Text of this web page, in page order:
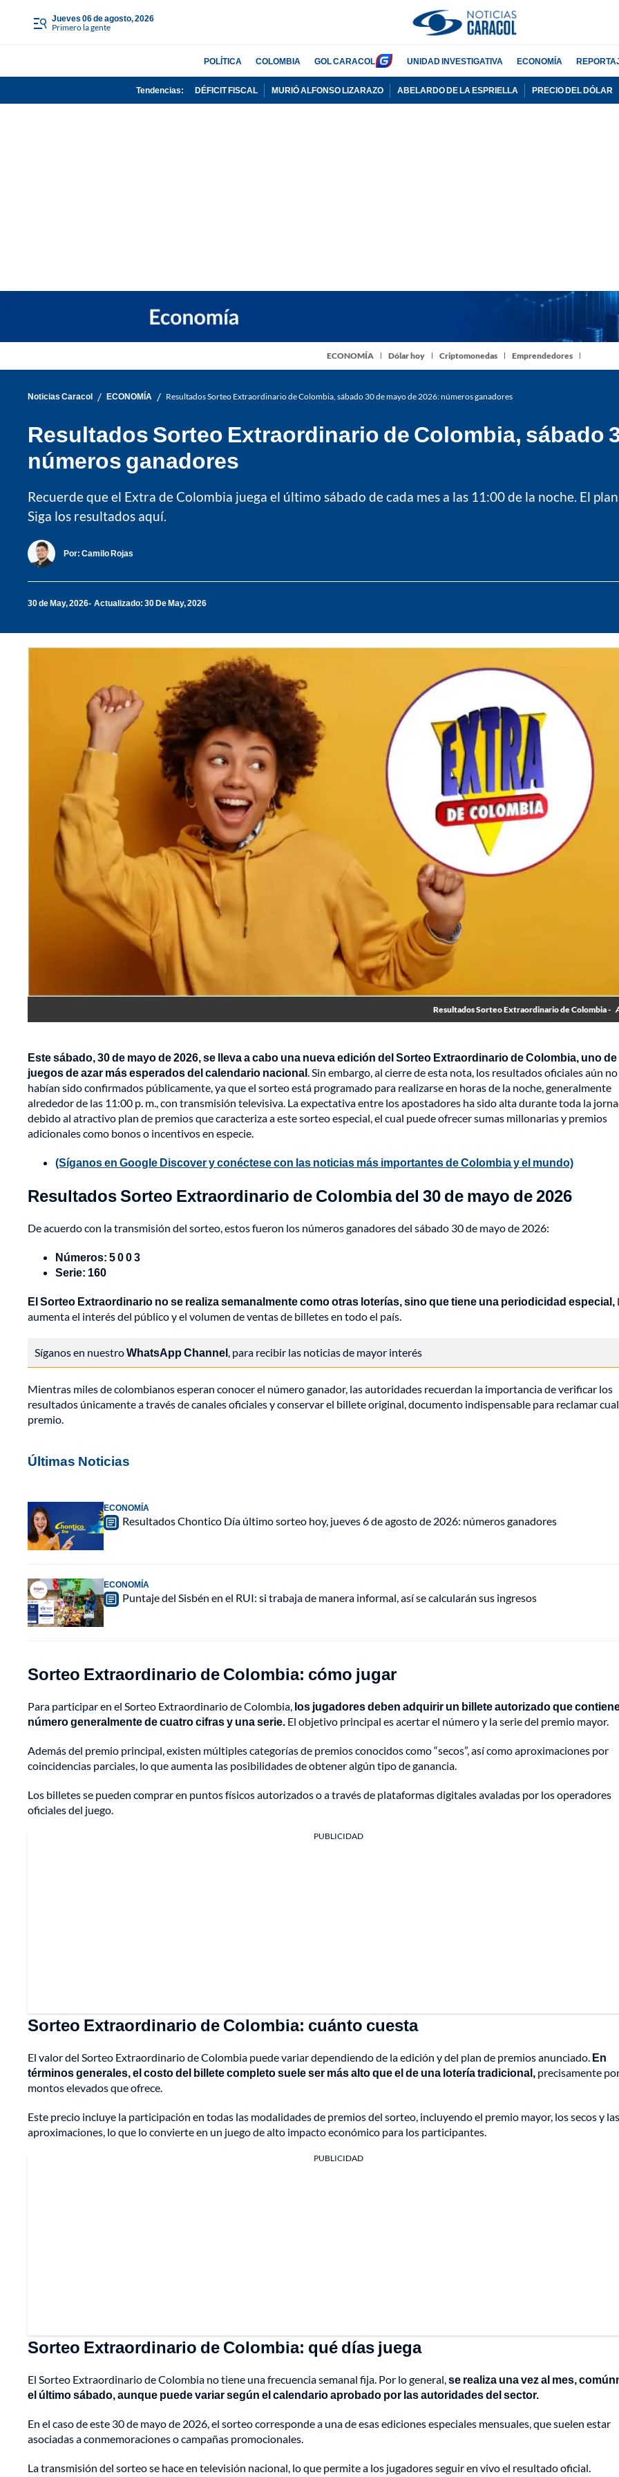
jueves 06 de agosto, 2026
Primero la gente
POLÍTICA COLOMBIA GOL CARACOL UNIDAD INVESTIGATIVA ECONOMÍA
Tendencias: DÉFICIT FISCAL MURIÓ ALFONSO LIZARAZO ABELARDO DE LA ESPRIELLA PRECIO DEL DÓLAR
ECONOMÍA Dólar hoy Criptomonedas Emprendedores
Noticias Caracol / ECONOMÍA / Resultados Sorteo Extraordinario de Colombia, sábado 30 de mayo de 2026: números ganadores
Resultados Sorteo Extraordinario de Colombia, sábado
números ganadores
Recuerde que el Extra de Colombia juega el último sábado de cada mes a las 11:00 de la noche. El
Siga los resultados aquí.
Por: Camilo Rojas
30 de May, 2026 Actualizado: 30 De May, 2026
Resultados Sorteo Extraordinario de Colombia -
Este sábado, 30 de mayo de 2026, se lleva a cabo una nueva edición del Sorteo Extraordinario de Colombia, uno
juegos de azar más esperados del calendario nacional. Sin embargo, al cierre de esta nota, los resultados oficiales aún no
habían sido confirmados públicamente, ya que el sorteo está programado para realizarse en horas de la noche, generalmente
alrededor de las 11:00 p. m., con transmisión televisiva. La expectativa entre los apostadores ha sido alta durante toda la
debido al atractivo plan de premios que caracteriza a este sorteo especial, el cual puede ofrecer sumas millonarias y premios
adicionales como bonos o incentivos en especie.
(Síganos en Google Discover y conéctese con las noticias más importantes de Colombia y el mundo)
Resultados Sorteo Extraordinario de Colombia del 30 de mayo de 2026
De acuerdo con la transmisión del sorteo, estos fueron los números ganadores del sábado 30 de mayo de 2026:
Números: 5 0 0 3
Serie: 160
El Sorteo Extraordinario no se realiza semanalmente como otras loterías, sino que tiene una periodicidad especial,
aumenta el interés del público y el volumen de ventas de billetes en todo el país.
Síganos en nuestroWhatsApp Channel, para recibir las noticias de mayor interés
Mientras miles de colombianos esperan conocer el número ganador, las autoridades recuerdan la importancia de verificar los
resultados únicamente a través de canales oficiales y conservar el billete original, documento indispensable para reclamar
premio.
Últimas Noticias
ECONOMÍA
Resultados Chontico Día último sorteo hoy, jueves 6 de agosto de 2026: números ganadores
ECONOMÍA
Puntaje del Sisbén en el RUI: si trabaja de manera informal, así se calcularán sus ingresos
Sorteo Extraordinario de Colombia: cómo jugar
Para participar en el Sorteo Extraordinario de Colombia, los jugadores deben adquirir un billete autorizado que
número generalmente de cuatro cifras y una serie. El objetivo principal es acertar el número y la serie del premio mayor.
Además del premio principal, existen múltiples categorías de premios conocidos como “secos”, así como aproximaciones por
coincidencias parciales, lo que aumenta las posibilidades de obtener algún tipo de ganancia.
Los billetes se pueden comprar en puntos físicos autorizados o a través de plataformas digitales avaladas por los operadores
oficiales del juego.
PUBLICIDAD
Sorteo Extraordinario de Colombia: cuánto cuesta
El valor del Sorteo Extraordinario de Colombia puede variar dependiendo de la edición y del plan de premios anunciado. En
términos generales, el costo del billete completo suele ser más alto que el de una lotería tradicional, precisamente
montos elevados que ofrece.
Este precio incluye la participación en todas las modalidades de premios del sorteo, incluyendo el premio mayor, los secos y las
aproximaciones, lo que lo convierte en un juego de alto impacto económico para los participantes.
PUBLICIDAD
Sorteo Extraordinario de Colombia: qué días juega
El Sorteo Extraordinario de Colombia no tiene una frecuencia semanal fija. Por lo general,se realiza una vez al mes,
el último sábado, aunque puede variar según el calendario aprobado por las autoridades del sector.
En el caso de este 30 de mayo de 2026, el sorteo corresponde a una de esas ediciones especiales mensuales, que suelen estar
asociadas a conmemoraciones o campañas promocionales.
La transmisión del sorteo se hace en televisión nacional, lo que permite a los jugadores seguir en vivo el resultado oficial.